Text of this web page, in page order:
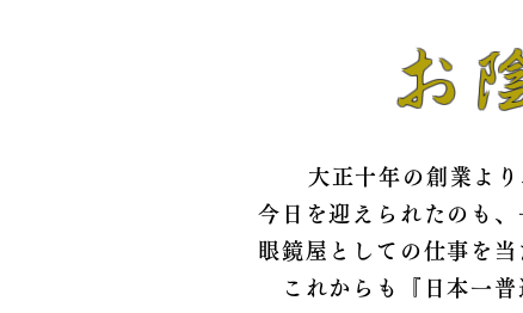
大正十年の創業よ
今日を迎えられたのも、
眼鏡屋としての仕事を当
これからも『日本一普
お